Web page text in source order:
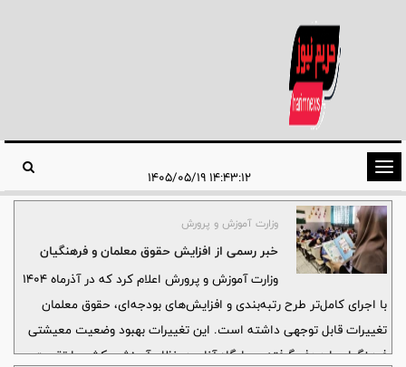
تغییر
وضعیت
ناوبری
۱۴:۴۳:۱۲ ۱۴۰۵/۰۵/۱۹
وزارت آموزش و پرورش
خبر رسمی از افزایش حقوق معلمان و فرهنگیان
وزارت آموزش و پرورش اعلام کرد که در آذرماه ۱۴۰۴
با اجرای کامل‌تر طرح رتبه‌بندی و افزایش‌های بودجه‌ای، حقوق معلمان
تغییرات قابل توجهی داشته است. این تغییرات بهبود وضعیت معیشتی
فرهنگیان را هدف گرفته و جایگاه آنان در نظام آموزشی کشور را تقویت